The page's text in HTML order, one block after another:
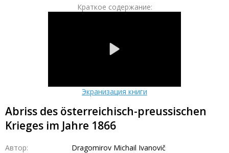
Краткое содержание:
Экранизация книги
Abriss des österreichisch-preussischen
Krieges im Jahre 1866
Автор: Dragomirov Michail Ivanovič